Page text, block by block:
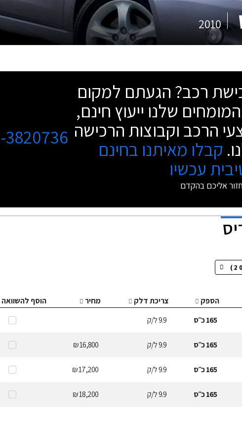
2010
רכב? הגעתם למקום
שלנו ייעוץ חינם,
הרכב וקבוצות הרכישה
קבלו מאיתנו בחינם
עכשיו
אליכם בהקדם
3820736
הספק צריכת דלק מחיר
הוסף להשוואה
165כ״ס 9.9ל/ק
165כ״ס 9.9ל/ק 16,800 ₪
165כ״ס 9.9ל/ק 17,200 ₪
165כ״ס 9.9ל/ק 18,200 ₪